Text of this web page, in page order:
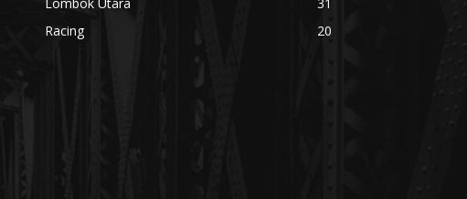
Lombok Utara
31
Racing
20